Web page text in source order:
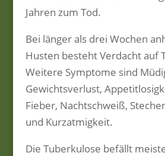
Jahren zum Tod.
Bei länger als drei Wochen
Husten besteht Verdacht auf
Weitere Symptome sind
Gewichtsverlust,
Fieber, Nachtschweiß,
und Kurzatmigkeit.
Die Tuberkulose befällt